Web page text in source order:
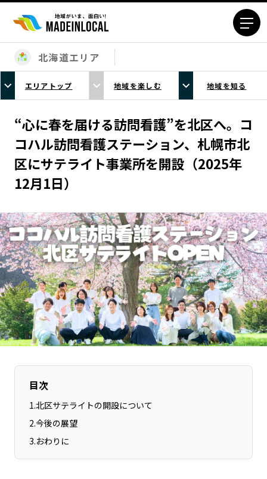
エリアから探す
北海道エリア
青森エリア
岩手エリア
宮城エリア
秋田エリア
山形エリア
福島エリア
茨城エリア
栃木エリア
群馬エリア
埼玉エリア
神奈川エリア
新潟エリア
富山エリア
石川エリア
福井エリア
山梨エリア
長野エリア
岐阜エリア
静岡エリア
愛知エリア
三重エリア
滋賀エリア
京都エリア
大阪市エリア
奈良エリア
鳥取エリア
島根エリア
岡山エリア
山口エリア
北海道エリア
エリアトップ 地域を楽しむ 地域を知る
“心に春を届ける訪問看護”を北区へ。コ
コハル訪問看護ステーション、札幌市北
区にサテライト事業所を開設（2025年
12月1日）
目次
1.北区サテライトの開設について
2.今後の展望
3.おわりに